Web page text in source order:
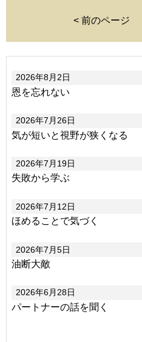
< 前のページ
2026年8月2日
恩を忘れない
2026年7月26日
気が短いと視野が狭くなる
2026年7月19日
失敗から学ぶ
2026年7月12日
ほめることで気づく
2026年7月5日
油断大敵
2026年6月28日
パートナーの話を聞く